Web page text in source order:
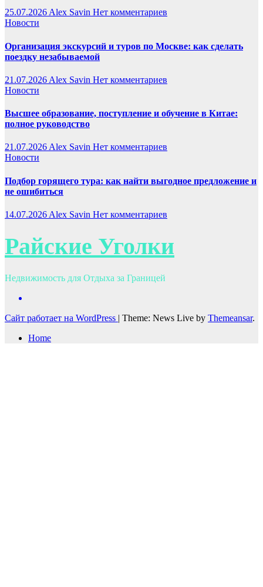
25.07.2026 Alex Savin Нет комментариев
Новости
Организация экскурсий и туров по Москве: как сделать
поездку незабываемой
21.07.2026 Alex Savin Нет комментариев
Новости
Высшее образование, поступление и обучение в Китае:
полное руководство
21.07.2026 Alex Savin Нет комментариев
Новости
Подбор горящего тура: как найти выгодное предложение и
не ошибиться
14.07.2026 Alex Savin Нет комментариев
Райские Уголки
Недвижимость для Отдыха за Границей
Сайт работает на WordPress | Theme: News Live by Themeansar.
Home